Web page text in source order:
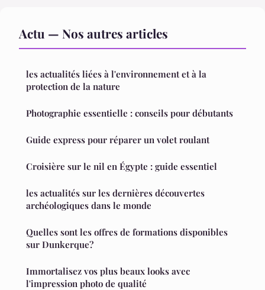
Actu — Nos autres articles
les actualités liées à l'environnement et à la
protection de la nature
Photographie essentielle : conseils pour débutants
Guide express pour réparer un volet roulant
Croisière sur le nil en Égypte : guide essentiel
les actualités sur les dernières découvertes
archéologiques dans le monde
Quelles sont les offres de formations disponibles
sur Dunkerque?
Immortalisez vos plus beaux looks avec
l'impression photo de qualité